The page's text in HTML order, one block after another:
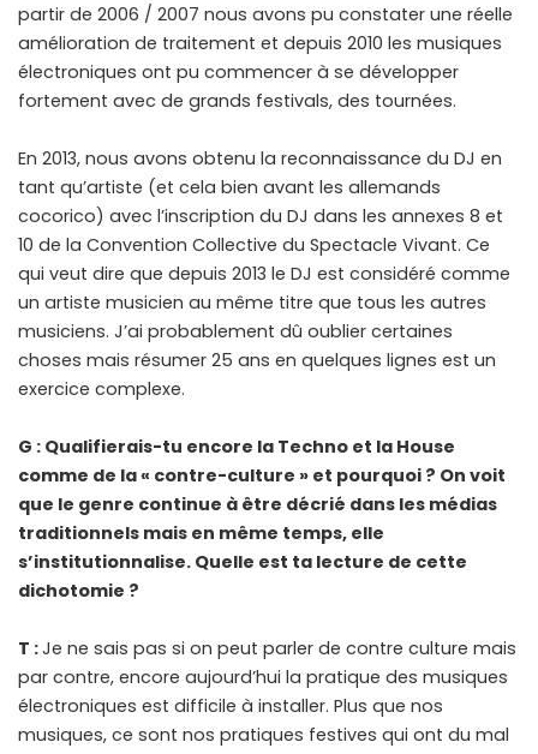
partir de 2006 / 2007 nous avons pu constater une réelle
amélioration de traitement et depuis 2010 les musiques
électroniques ont pu commencer à se développer
fortement avec de grands festivals, des tournées.
En 2013, nous avons obtenu la reconnaissance du DJ en
tant qu’artiste (et cela bien avant les allemands
cocorico) avec l’inscription du DJ dans les annexes 8 et
10 de la Convention Collective du Spectacle Vivant. Ce
qui veut dire que depuis 2013 le DJ est considéré comme
un artiste musicien au même titre que tous les autres
musiciens. J’ai probablement dû oublier certaines
choses mais résumer 25 ans en quelques lignes est un
exercice complexe.
G : Qualifierais-tu encore la Techno et la House
comme de la « contre-culture » et pourquoi ? On voit
que le genre continue à être décrié dans les médias
traditionnels mais en même temps, elle
s’institutionnalise. Quelle est ta lecture de cette
dichotomie ?
T :Je ne sais pas si on peut parler de contre culture mais
par contre, encore aujourd’hui la pratique des musiques
électroniques est difficile à installer. Plus que nos
musiques, ce sont nos pratiques festives qui ont du mal